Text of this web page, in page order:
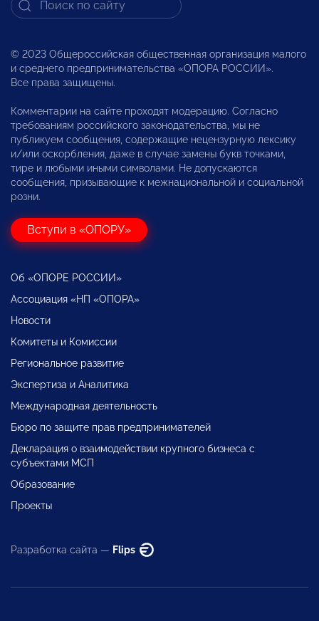
© 2023 Общероссийская общественная организация малого
и среднего предпринимательства «ОПОРА РОССИИ».
Все права защищены.
Комментарии на сайте проходят модерацию. Согласно
требованиям российского законодательства, мы не
публикуем сообщения, содержащие нецензурную лексику
и/или оскорбления, даже в случае замены букв точками,
тире и любыми иными символами. Не допускаются
сообщения, призывающие к межнациональной и социальной
розни.
Вступи в «ОПОРУ»
Об «ОПОРЕ РОССИИ»
Ассоциация «НП «ОПОРА»
Новости
Комитеты и Комиссии
Региональное развитие
Экспертиза и Аналитика
Международная деятельность
Бюро по защите прав предпринимателей
Декларация о взаимодействии крупного бизнеса с
субъектами МСП
Образование
Проекты
Разработка сайта — Flips